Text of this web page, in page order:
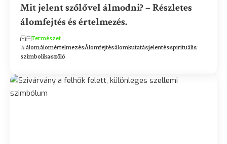
Mit jelent szőlővel álmodni? – Részletes
álomfejtés és értelmezés.
Természet
álomálomértelmezésÁlomfejtésálomkutatásjelentésspirituális
szimbolikaszőlő